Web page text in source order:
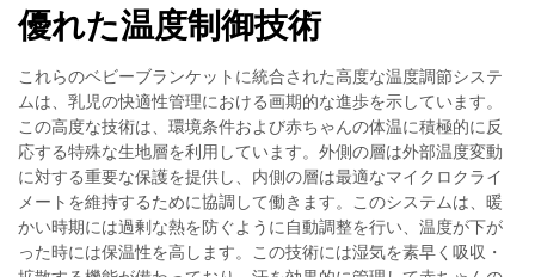
優れた温度制御技術
これらのベビーブランケットに統合された高度な温度調節システ
ムは、乳児の快適性管理における画期的な進歩を示しています。
この高度な技術は、環境条件および赤ちゃんの体温に積極的に反
応する特殊な生地層を利用しています。外側の層は外部温度変動
に対する重要な保護を提供し、内側の層は最適なマイクロクライ
メートを維持するために協調して働きます。このシステムは、暖
かい時期には過剰な熱を防ぐように自動調整を行い、温度が下が
った時には保温性を高します。この技術には湿気を素早く吸収・